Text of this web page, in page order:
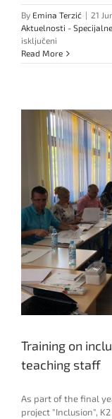
By Emina Terzić | 21
Aktuelnosti -
isključeni
Studenti
na
Read More
Training on
teaching staff
As part of the final
project "Inclusion",